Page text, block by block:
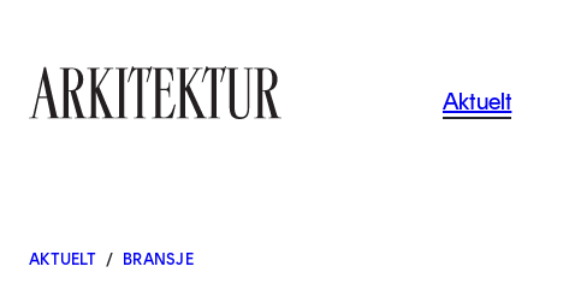
Aktuelt
AKTUELT / BRANSJE